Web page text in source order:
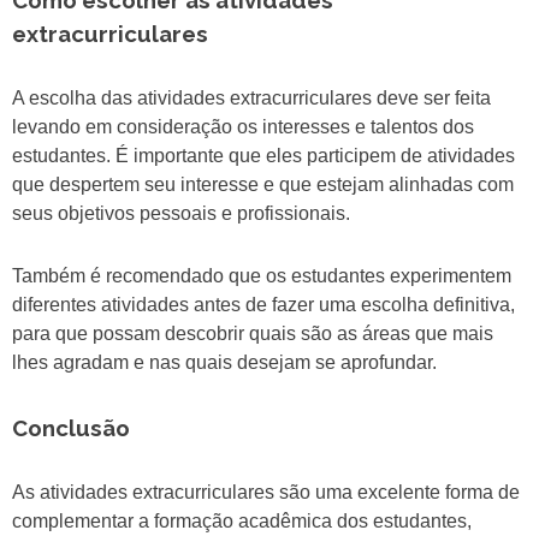
extracurriculares
A escolha das atividades extracurriculares deve ser feita
levando em consideração os interesses e talentos dos
estudantes. É importante que eles participem de atividades
que despertem seu interesse e que estejam alinhadas com
seus objetivos pessoais e profissionais.
Também é recomendado que os estudantes experimentem
diferentes atividades antes de fazer uma escolha definitiva,
para que possam descobrir quais são as áreas que mais
lhes agradam e nas quais desejam se aprofundar.
Conclusão
As atividades extracurriculares são uma excelente forma de
complementar a formação acadêmica dos estudantes,